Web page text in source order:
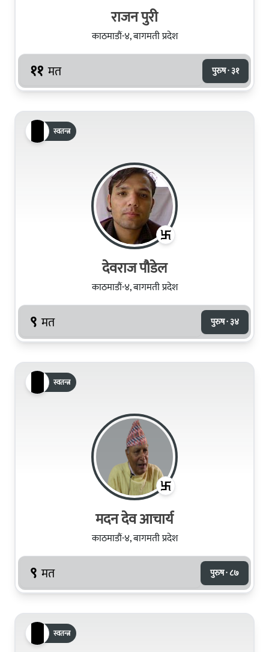
राजन पुरी
काठमाडौं-४, बागमती प्रदेश
११ मत पुरुष · ३१
स्वतन्त्र
देवराज पौडेल
काठमाडौं-४, बागमती प्रदेश
९ मत पुरुष · ३४
स्वतन्त्र
मदन देव आचार्य
काठमाडौं-४, बागमती प्रदेश
९ मत पुरुष · ८७
स्वतन्त्र